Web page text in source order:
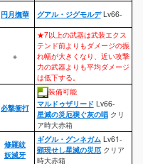
円月撫華 グアル・ジグモルデLv66-
※
★7以上の武器は武装エクス
テンド前よりもダメージの振
れ幅が大きくなり、近い攻撃
力の武器よりも平均ダメージ
は低下する。
必撃衝打
装備可能
マルドゥザリード Lv66-
星滅の災厄禊ぐ灰の唱クリ
ア時大赤箱
修羅紋
妖滅牙
ギグル・グンネガム Lv61-
顕現せし星滅の災厄クリア
時大赤箱